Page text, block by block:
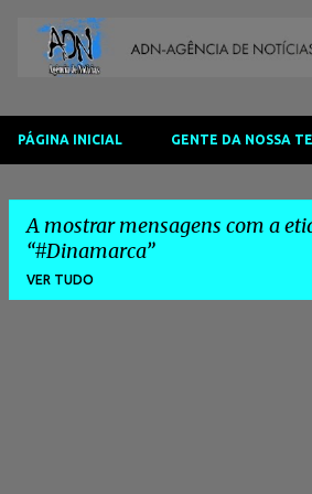
PÁGINA INICIAL GENTE DA NOSSA
A mostrar mensagens com a
#Dinamarca
VER TUDO